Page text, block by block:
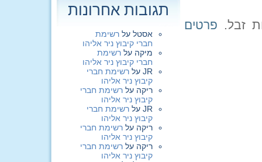
פרטים
תגובות אחרונות
אסטל על רשימת
חברי קיבוץ ניר אליהו
מיקה על רשימת
חברי קיבוץ ניר אליהו
JR על רשימת חברי
קיבוץ ניר אליהו
ריקה על רשימת חברי
קיבוץ ניר אליהו
JR על רשימת חברי
קיבוץ ניר אליהו
ריקה על רשימת חברי
קיבוץ ניר אליהו
ריקה על רשימת חברי
קיבוץ ניר אליהו